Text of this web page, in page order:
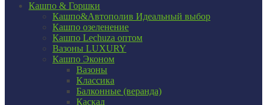
Кашпо & Горшки
Кашпо&Автополив Идеальный выбор
Кашпо озеленение
Кашпо Lechuza оптом
Вазоны LUXURY
Кашпо Эконом
Вазоны
Классика
Балконные (веранда)
Каскад